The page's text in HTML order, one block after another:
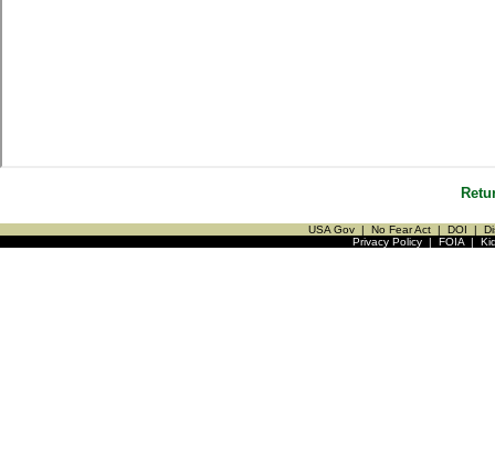
USA Gov | No Fear Act | DOI |
Privacy Policy| FOIA|